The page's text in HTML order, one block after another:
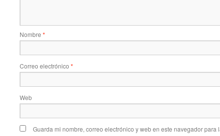
Nombre *
Correo electrónico *
Web
Guarda mi nombre, correo electrónico y web en este navegador para